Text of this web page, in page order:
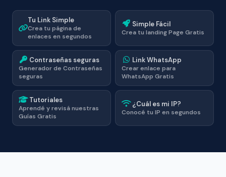
Tu Link Simple
Crea tu página de
enlaces en segundos
Simple Fácil
Crea tu landing Page Gratis
Contraseñas seguras
Generador de Contraseñas
seguras
Link WhatsApp
Crear enlace para
WhatsApp Gratis
Tutoriales
Aprendé y revisá nuestras
Guías Gratis
¿Cuál es mi IP?
Conocé tu IP en segundos